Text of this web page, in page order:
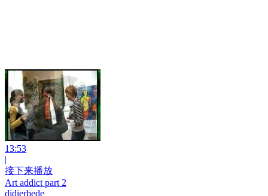
13:53
|
接下来播放
Art addict part 2
didierbede